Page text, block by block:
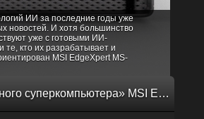
ИИ за последние годы уже
новостей. И хотя большинство
уже с готовыми ИИ-
те, кто их разрабатывает и
MSI EdgeXpert MS-
Обзор «малолитражного суперкомпьютера» MSI EdgeXpert MS-C931